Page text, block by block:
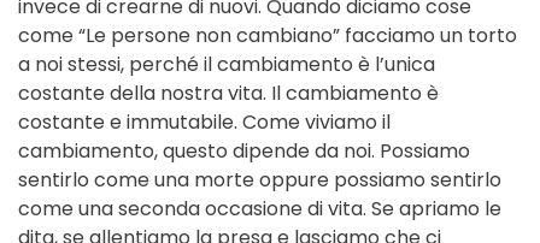
invece di crearne di nuovi. Quando diciamo cose
come “Le persone non cambiano” facciamo un torto
a noi stessi, perché il cambiamento è l’unica
costante della nostra vita. Il cambiamento è
costante e immutabile. Come viviamo il
cambiamento, questo dipende da noi. Possiamo
sentirlo come una morte oppure possiamo sentirlo
come una seconda occasione di vita. Se apriamo le